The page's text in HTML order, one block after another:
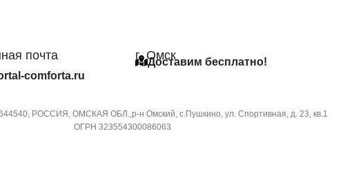
C МОБИЛЬНОГО
ПО WI-FI
Опция доступна при подключении
съемного Wi-Fi модуля
УПРАВЛЕНИЕ C МОБИЛЬНОГО
Опция доступна при подключении
почта
comforta.ru
г. Омск
Доставим бесплатно!
РОССИЯ, ОМСКАЯ ОБЛ.,р-н Омский, с.Пушкино, ул. Спортивная, д. 23, кв.1
ОГРН 323554300086063